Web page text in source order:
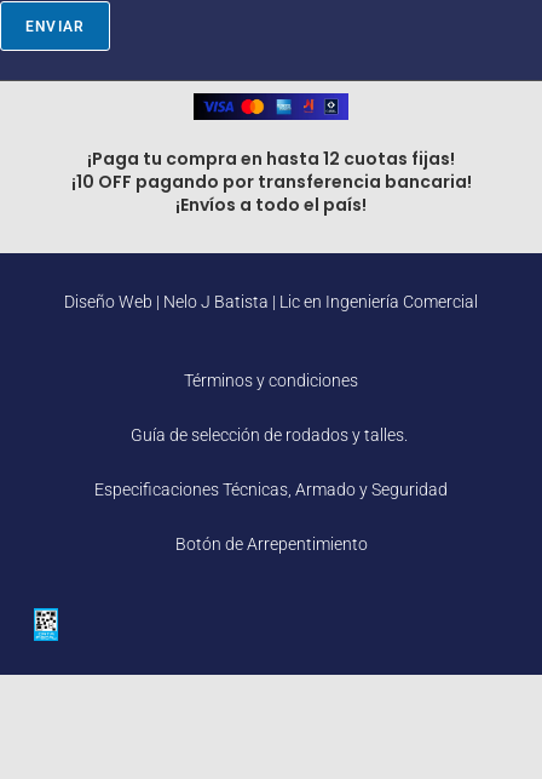
ENVIAR
¡Paga tu compra en hasta 12 cuotas fijas!
¡10 OFF pagando por transferencia bancaria!
¡Envíos a todo el país!
Diseño Web | Nelo J Batista | Lic en Ingeniería Comercial
Términos y condiciones
Guía de selección de rodados y talles.
Especificaciones Técnicas, Armado y Seguridad
Botón de Arrepentimiento